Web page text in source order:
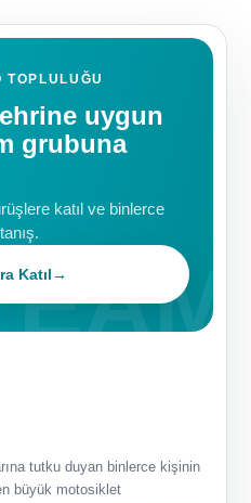
uygun
grubuna
katıl ve binlerce
Katıl→
tutku duyan binlerce kişinin
büyük motosiklet